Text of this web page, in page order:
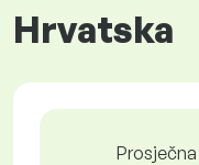
Hrvatska